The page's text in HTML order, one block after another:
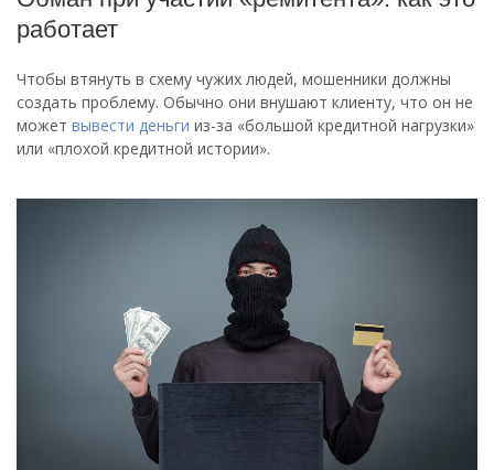
работает
Чтобы втянуть в схему чужих людей, мошенники должны
создать проблему. Обычно они внушают клиенту, что он не
может вывести деньги из-за «большой кредитной нагрузки»
или «плохой кредитной истории».